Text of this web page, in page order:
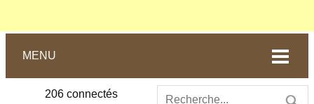
MENU
206 connectés